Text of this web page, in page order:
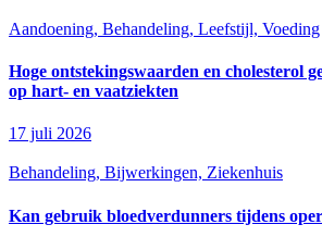
Aandoening, Behandeling, Leefstijl, Voeding
Hoge ontstekingswaarden en cholesterol
op hart- en vaatziekten
17 juli 2026
Behandeling, Bijwerkingen, Ziekenhuis
Kan gebruik bloedverdunners tijdens